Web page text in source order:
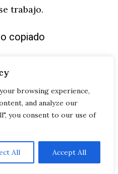
browsing experience,
and analyze our
you consent to our use of
All Accept All
trabajo.
copiado
idénticas a las
los errores más
Google
y, en el
la versión